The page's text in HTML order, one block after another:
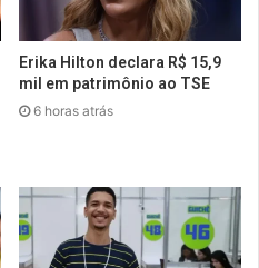
Erika Hilton declara R$ 15,9
mil em patrimônio ao TSE
6 horas atrás